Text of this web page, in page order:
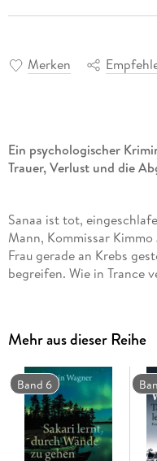
Merken
Ein psychologischer
Trauer, Verlust und die
Sanaa ist tot,
Mann, Kommissar
Frau gerade an Krebs
begreifen. Wie in Trance
Doch dann erreicht ihn
Tatort betritt, glaubt er
eingeschlafen und nicht
nicht das einzige Opfer
erstickt, von einem
scheint.
Mehr aus dieser Reihe
Band 6